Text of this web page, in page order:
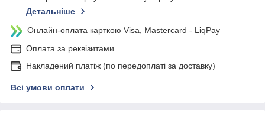
Детальніше
Онлайн-оплата карткою Visa, Mastercard - LiqPay
Оплата за реквізитами
Накладений платіж (по передоплаті за доставку)
Всі умови оплати